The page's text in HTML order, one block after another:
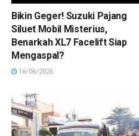
Bikin Geger! Suzuki Pajang
Siluet Mobil Misterius,
Benarkah XL7 Facelift Siap
Mengaspal?
16/06/2026